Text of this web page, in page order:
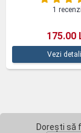
1
175.00
Vezi
Dorești să